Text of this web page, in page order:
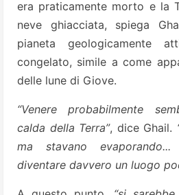
era praticamente morto e la
neve ghiacciata, spiega
pianeta geologicamente
congelato, simile a come
delle lune di Giove.
“Venere probabilmente
calda della Terra”, dice Ghail.
ma stavano
diventare davvero un luogo